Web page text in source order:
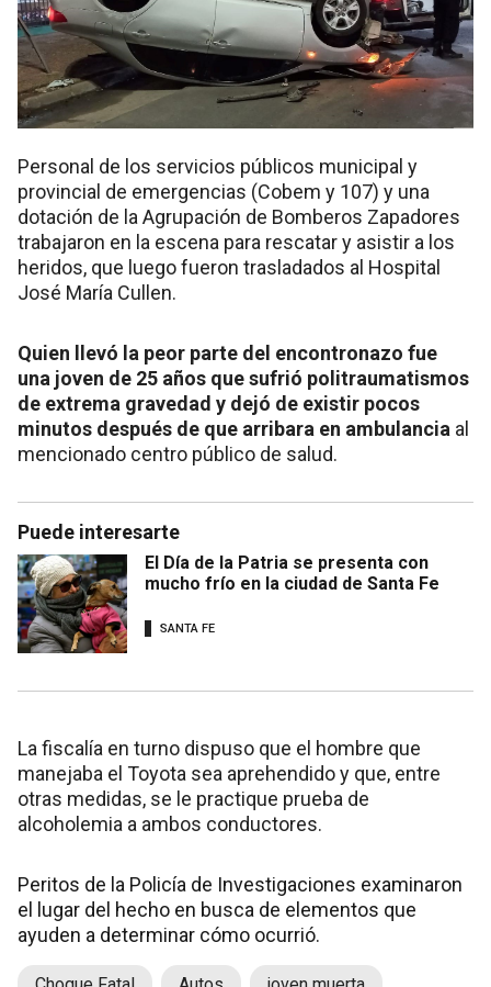
Personal de los servicios públicos municipal y
provincial de emergencias (Cobem y 107) y una
dotación de la Agrupación de Bomberos Zapadores
trabajaron en la escena para rescatar y asistir a los
heridos, que luego fueron trasladados al Hospital
José María Cullen.
Quien llevó la peor parte del encontronazo fue
una joven de 25 años que sufrió politraumatismos
de extrema gravedad y dejó de existir pocos
minutos después de que arribara en ambulancia al
mencionado centro público de salud.
Puede interesarte
El Día de la Patria se presenta con
mucho frío en la ciudad de Santa Fe
SANTA FE
La fiscalía en turno dispuso que el hombre que
manejaba el Toyota sea aprehendido y que, entre
otras medidas, se le practique prueba de
alcoholemia a ambos conductores.
Peritos de la Policía de Investigaciones examinaron
el lugar del hecho en busca de elementos que
ayuden a determinar cómo ocurrió.